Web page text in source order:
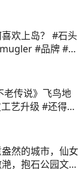
欢上岛？ #石头
#品牌 #足
老传说》飞鸟地
艺升级 #还得是
然的城市，仙女
，抱石公园文化